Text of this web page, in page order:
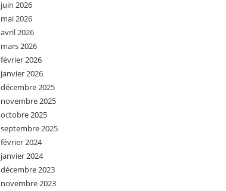
juin 2026
mai 2026
avril 2026
mars 2026
février 2026
janvier 2026
décembre 2025
novembre 2025
octobre 2025
septembre 2025
février 2024
janvier 2024
décembre 2023
novembre 2023